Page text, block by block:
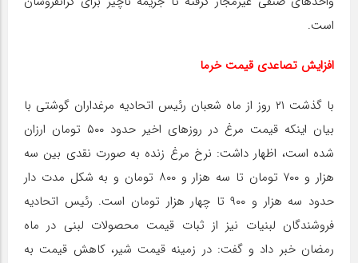
است.
افزایش تصاعدی قیمت خرما
با گذشت ۲۱ روز از ماه شعبان رئیس اتحادیه مرغداران گوشتی با
بیان اینکه قیمت مرغ در روزهای اخیر حدود ۵۰۰ تومان ارزان
شده است، اظهار داشت: نرخ مرغ زنده به صورت نقدی بین سه
هزار و ۷۰۰ تومان تا سه هزار و ۸۰۰ تومان و به شکل مدت دار
حدود سه هزار و ۹۰۰ تا چهار هزار تومان است. رئیس اتحادیه
فروشندگان لبنیات نیز از ثبات قیمت محصولات لبنی در ماه
رمضان خبر داد و گفت: در زمینه قیمت شیر، کاهش قیمت به